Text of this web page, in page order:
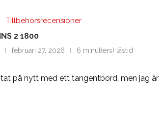
Tillbehörsrecensioner
2 1800
februari 27, 2026 6 minut(ers) lästid
på nytt med ett tangentbord, men jag är